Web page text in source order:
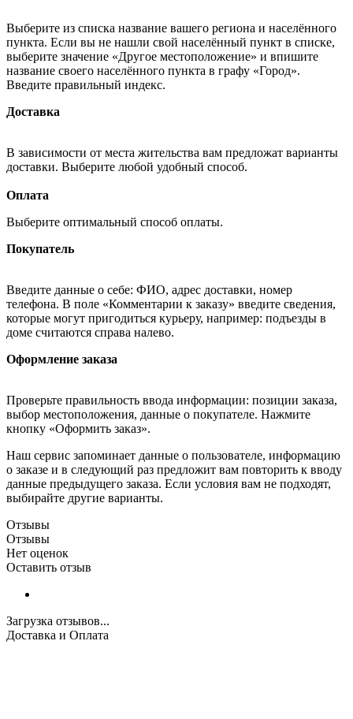
Выберите из списка название вашего региона и населённого
пункта. Если вы не нашли свой населённый пункт в списке,
выберите значение «Другое местоположение» и впишите
название своего населённого пункта в графу «Город».
Введите правильный индекс.
Доставка
В зависимости от места жительства вам предложат варианты
доставки. Выберите любой удобный способ.
Оплата
Выберите оптимальный способ оплаты.
Покупатель
Введите данные о себе: ФИО, адрес доставки, номер
телефона. В поле «Комментарии к заказу» введите сведения,
которые могут пригодиться курьеру, например: подъезды в
доме считаются справа налево.
Оформление заказа
Проверьте правильность ввода информации: позиции заказа,
выбор местоположения, данные о покупателе. Нажмите
кнопку «Оформить заказ».
Наш сервис запоминает данные о пользователе, информацию
о заказе и в следующий раз предложит вам повторить к вводу
данные предыдущего заказа. Если условия вам не подходят,
выбирайте другие варианты.
Отзывы
Отзывы
Нет оценок
Оставить отзыв
Загрузка отзывов...
Доставка и Оплата